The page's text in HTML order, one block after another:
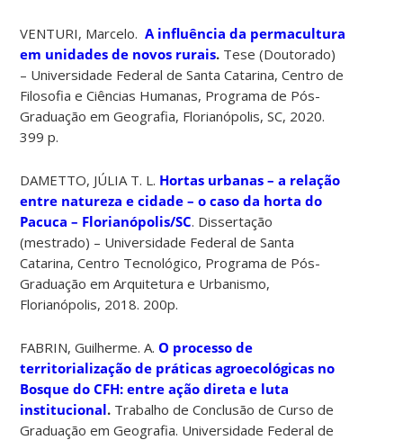
VENTURI, Marcelo.A influência da permacultura
em unidades de novos rurais. Tese (Doutorado)
– Universidade Federal de Santa Catarina, Centro de
Filosofia e Ciências Humanas, Programa de Pós-
Graduação em Geografia, Florianópolis, SC, 2020.
399 p.
DAMETTO, JÚLIA T. L. Hortas urbanas – a relação
entre natureza e cidade – o caso da horta do
Pacuca – Florianópolis/SC. Dissertação
(mestrado) – Universidade Federal de Santa
Catarina, Centro Tecnológico, Programa de Pós-
Graduação em Arquitetura e Urbanismo,
Florianópolis, 2018. 200p.
FABRIN, Guilherme. A.O processo de
territorialização de práticas agroecológicas no
Bosque do CFH: entre ação direta e luta
institucional. Trabalho de Conclusão de Curso de
Graduação em Geografia. Universidade Federal de